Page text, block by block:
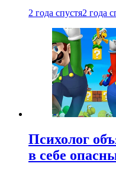
2 года спустя2 года
Психолог
в себе